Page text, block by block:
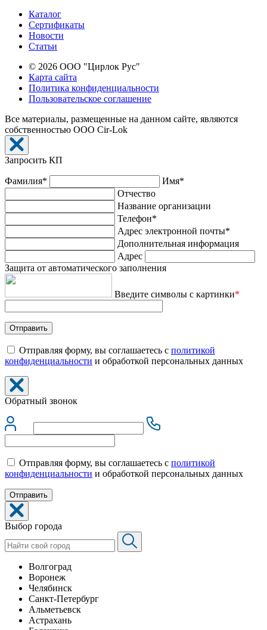
Каталог
Сертификаты
Новости
Cтатьи
© 2026 ООО "Цирлок Рус"
Карта сайта
Политика конфиденциальности
Пользовательское соглашение
Все материалы, размещенные на данном сайте, являются
собственностью ООО Cir-Lok
Запросить КП
Фамилия*
Имя*
Отчество
Название организации
Телефон*
Адрес электронной почты*
Дополнительная информация
Адрес
Защита от автоматического заполнения
Введите символы с картинки*
Отправляя форму, вы соглашаетесь с политикой
конфиденциальности и обработкой персональных данных
Обратный звонок
Отправляя форму, вы соглашаетесь с политикой
конфиденциальности и обработкой персональных данных
Выбор города
Волгоград
Воронеж
Челябинск
Санкт-Петербург
Альметьевск
Астрахань